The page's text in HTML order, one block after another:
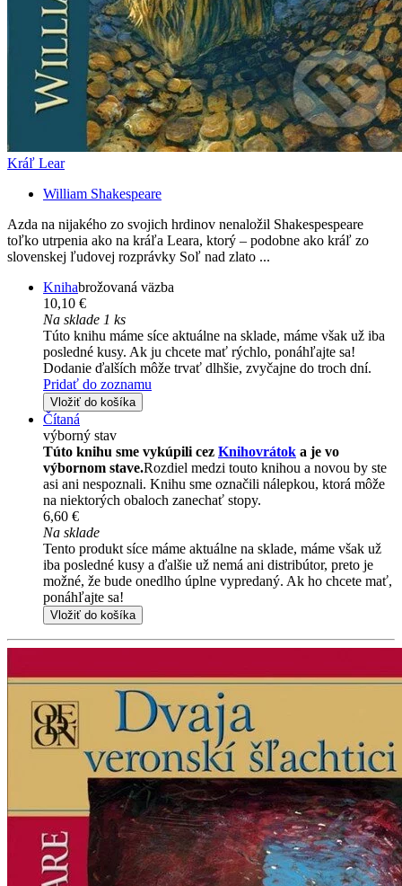
Kráľ Lear
William Shakespeare
Azda na nijakého zo svojich hrdinov nenaložil Shakespespeare
toľko utrpenia ako na kráľa Leara, ktorý – podobne ako kráľ zo
slovenskej ľudovej rozprávky Soľ nad zlato ...
Knihabrožovaná väzba
10,10 €
Na sklade 1 ks
Túto knihu máme síce aktuálne na sklade, máme však už iba
posledné kusy. Ak ju chcete mať rýchlo, ponáhľajte sa!
Dodanie ďalších môže trvať dlhšie, zvyčajne do troch dní.
Pridať do zoznamu
Vložiť do košíka
Čítaná
výborný stav
Túto knihu sme vykúpili cez Knihovrátok a je vo
výbornom stave.Rozdiel medzi touto knihou a novou by ste
asi ani nespoznali. Knihu sme označili nálepkou, ktorá môže
na niektorých obaloch zanechať stopy.
6,60 €
Na sklade
Tento produkt síce máme aktuálne na sklade, máme však už
iba posledné kusy a ďalšie už nemá ani distribútor, preto je
možné, že bude onedlho úplne vypredaný. Ak ho chcete mať,
ponáhľajte sa!
Vložiť do košíka